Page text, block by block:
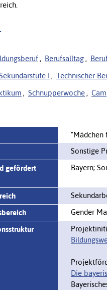
, Berufsalltag ,
I , Technischer
, Schnupperwoche ,
"Mädchen
Sonstige
gefördert
Bayern;
Gender
Die